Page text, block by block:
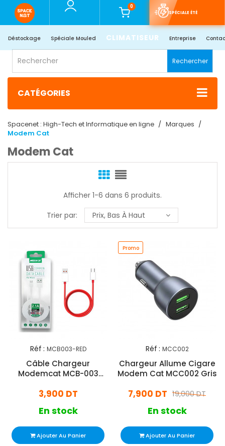
0
SPÉCIALE ÉTÉ
Déstockage Spéciale Mouled CLIMATISEUR Entreprise
Rechercher
CATÉGORIES
Spacenet : High-Tech et Informatique en ligne
Marques
Modem Cat
Modem Cat
Afficher 1-6 dans 6 produits.
Trier par:
Prix, Bas À Haut
Réf : MCB003-RED
Câble Chargeur
Modemcat MCB-003
3,900 DT
En stock
Ajouter Au Panier
Promo
Réf : MCC002
Chargeur Allume Cigare
Modem Cat MCC002 Gris
19,000 DT
7,900 DT
En stock
Ajouter Au Panier